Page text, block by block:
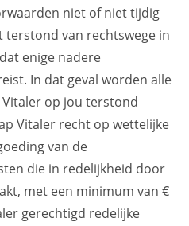
niet of niet tijdig
terstond van rechtswege in
enige nadere
In dat geval worden alle
op jou terstond
Vitaler recht op wettelijke
van de
die in redelijkheid door
met een minimum van €
gerechtigd redelijke